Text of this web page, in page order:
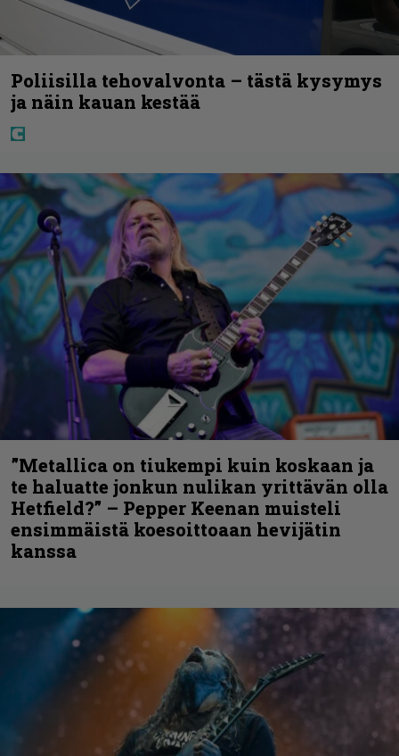
Poliisilla tehovalvonta – tästä kysymys
ja näin kauan kestää
”Metallica on tiukempi kuin koskaan ja
te haluatte jonkun nulikan yrittävän olla
Hetfield?” – Pepper Keenan muisteli
ensimmäistä koesoittoaan hevijätin
kanssa